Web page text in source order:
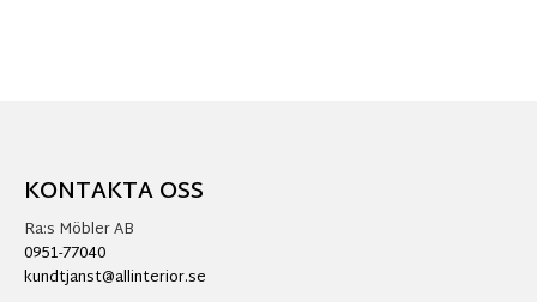
KONTAKTA OSS
Ra:s Möbler AB
0951-77040
kundtjanst@allinterior.se